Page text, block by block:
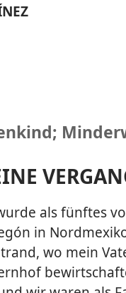
als fünftes
in
wo mein